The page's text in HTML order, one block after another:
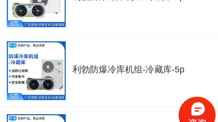
利勃防爆冷库机组-冷藏库-5p